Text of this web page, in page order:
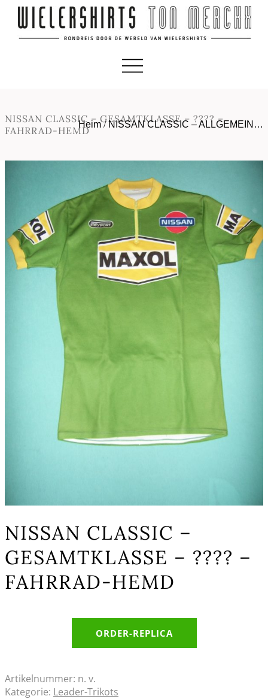
NISSAN CLASSIC – GESAMTKLASSE – ???? –
FAHRRAD-HEMD
Heim/NISSAN CLASSIC – ALLGEMEIN…
NISSAN CLASSIC –
GESAMTKLASSE – ???? –
FAHRRAD-HEMD
ORDER-REPLICA
Artikelnummer: n. v.
Kategorie: Leader-Trikots